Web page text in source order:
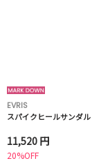
EVRIS
スパイクヒールサンダル
11,520 円
20%OFF